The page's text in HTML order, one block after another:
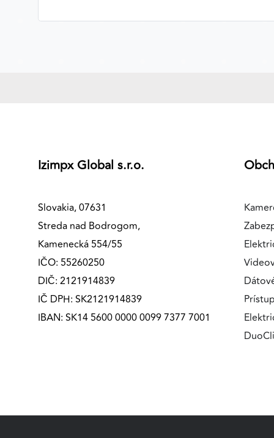
Izimpx Global s.r.o.
Slovakia, 07631
Streda nad Bodrogom,
Kamenecká 554/55
IČO: 55260250
DIČ: 2121914839
IČ DPH: SK2121914839
IBAN: SK14 5600 0000 0099 7377 7001